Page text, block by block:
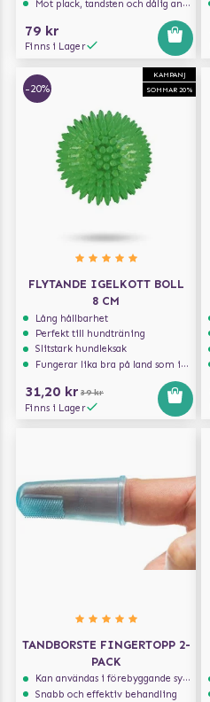
Mot plack, tandsten och dålig andedräkt
79 kr
Finns i Lager
KAMPANJ
SOMMAR 20%
-20%
FLYTANDE IGELKOTT BOLL
8 CM
Lång hållbarhet
Perfekt till hundträning
Slitstark hundleksak
Fungerar lika bra på land som i vatten
31,20 kr 39 kr
Finns i Lager
TANDBORSTE FINGERTOPP 2-
PACK
Kan användas i förebyggande syfte
Snabb och effektiv behandling